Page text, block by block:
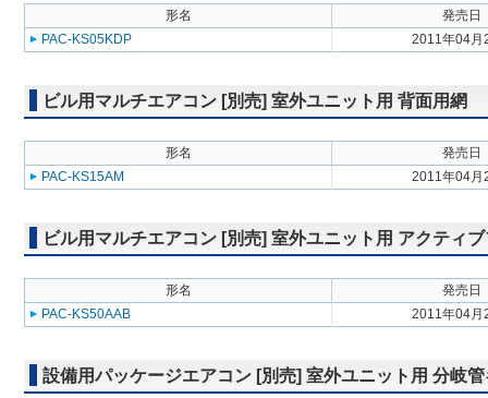
形名
発売日
PAC-KS05KDP
2011年04月
ビル用マルチエアコン [別売] 室外ユニット用 背面用網
形名
発売日
PAC-KS15AM
2011年04月
ビル用マルチエアコン [別売] 室外ユニット用 アクティ
形名
発売日
PAC-KS50AAB
2011年04月
設備用パッケージエアコン [別売] 室外ユニット用 分岐